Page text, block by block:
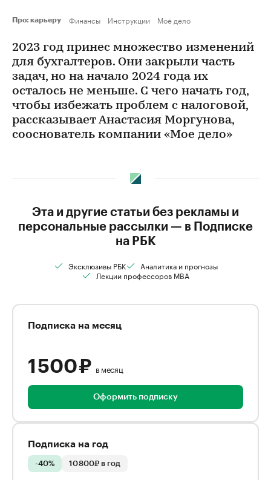
Про: карьеру Финансы Инструкции Моё дело
2023 год принес множество изменений
для бухгалтеров. Они закрыли часть
задач, но на начало 2024 года их
осталось не меньше. С чего начать год,
чтобы избежать проблем с налоговой,
рассказывает Анастасия Моргунова,
сооснователь компании «Мое дело»
Эта и другие статьи без рекламы и
персональные рассылки — в Подписке
на РБК
Эксклюзивы РБК
Аналитика и прогнозы
Лекции профессоров MBA
Подписка на месяц
1 500 ₽ в месяц
Оформить подписку
Подписка на год
-40% 10 800₽ в год